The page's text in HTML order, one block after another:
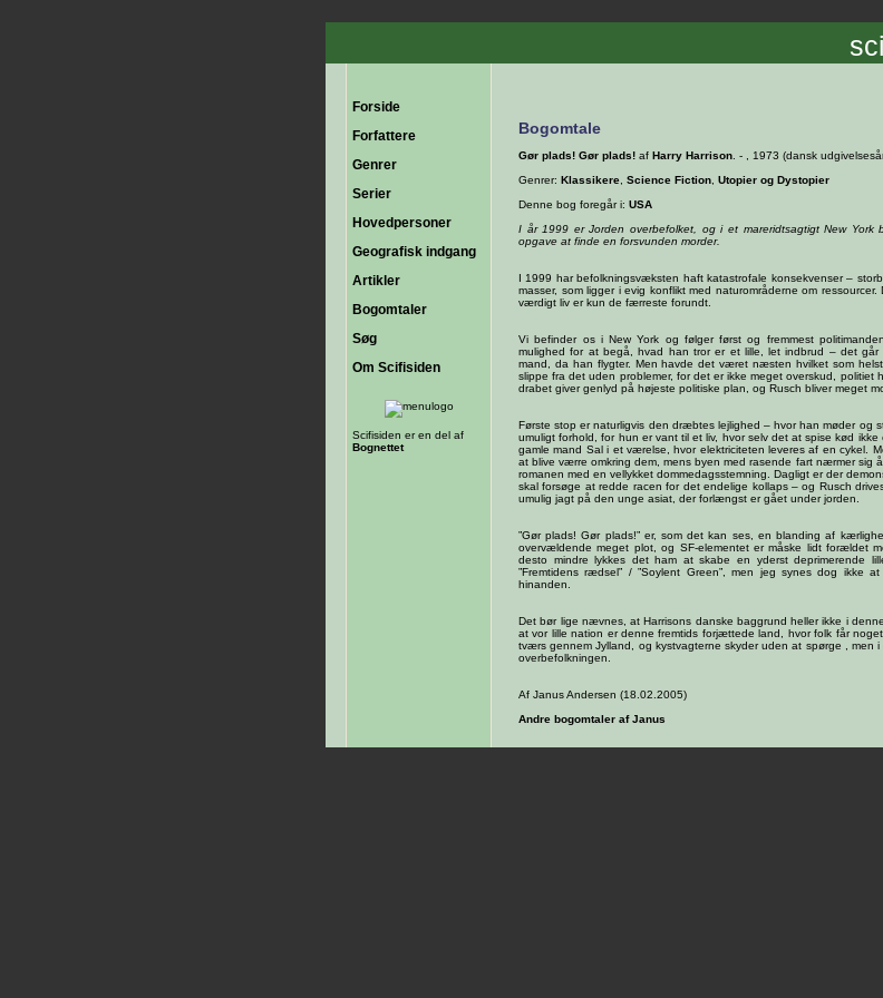
Forside
Forfattere
Genrer
Serier
Hovedpersoner
Geografisk indgang
Artikler
Bogomtaler
Søg
Om Scifisiden
Scifisiden er en del af
Bognettet
Bogomtale
Gør plads! Gør plads! af Harry Harrison . - , 1973 (dansk
Genrer: Klassikere Science Fiction Utopier og Dystopier
Denne bog foregår i: USA
I år 1999 er Jorden overbefolket, og i et mareridtsagtigt New York
opgave at finde en forsvunden morder.
I 1999 har befolkningsvæksten haft katastrofale konsekvenser –
masser, som ligger i evig konflikt med naturområderne om
værdigt liv er kun de færreste forundt.
Vi befinder os i New York og følger først og fremmest
mulighed for at begå, hvad han tror er et lille, let indbrud – det
mand, da han flygter. Men havde det været næsten hvilket som
slippe fra det uden problemer, for det er ikke meget overskud, politiet
drabet giver genlyd på højeste politiske plan, og Rusch bliver meget
Første stop er naturligvis den dræbtes lejlighed – hvor han møder og
umuligt forhold, for hun er vant til et liv, hvor selv det at spise kød
gamle mand Sal i et værelse, hvor elektriciteten leveres af en cykel.
at blive værre omkring dem, mens byen med rasende fart nærmer sig
romanen med en vellykket dommedagsstemning. Dagligt er der
skal forsøge at redde racen for det endelige kollaps – og Rusch
umulig jagt på den unge asiat, der forlængst er gået under jorden.
”Gør plads! Gør plads!” er, som det kan ses, en blanding af
overvældende meget plot, og SF-elementet er måske lidt forældet
desto mindre lykkes det ham at skabe en yderst deprimerende
”Fremtidens rædsel” / ”Soylent Green”, men jeg synes dog ikke
hinanden.
Det bør lige nævnes, at Harrisons danske baggrund heller ikke i
at vor lille nation er denne fremtids forjættede land, hvor folk får
tværs gennem Jylland, og kystvagterne skyder uden at spørge , men
overbefolkningen.
Af Janus Andersen (18.02.2005)
Andre bogomtaler af Janus